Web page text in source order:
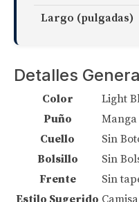
Largo (pulgadas)
Detalles
Color
Light
Puño
Cuello
Sin
Bolsillo
Sin
Frente
Sin
Estilo Sugerido